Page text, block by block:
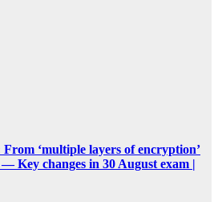
‘multiple layers of encryption’
Key changes in 30 August exam |